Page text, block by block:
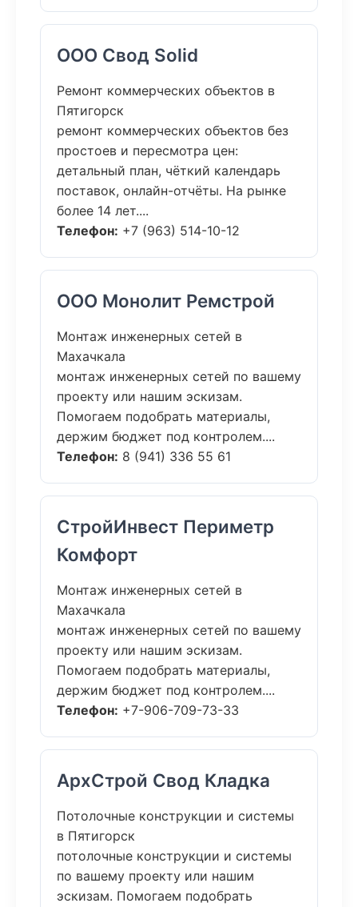
ООО Свод Solid
Ремонт коммерческих объектов в
Пятигорск
ремонт коммерческих объектов без
простоев и пересмотра цен:
детальный план, чёткий календарь
поставок, онлайн-отчёты. На рынке
более 14 лет....
Телефон: +7 (963) 514-10-12
ООО Монолит Ремстрой
Монтаж инженерных сетей в
Махачкала
монтаж инженерных сетей по вашему
проекту или нашим эскизам.
Помогаем подобрать материалы,
держим бюджет под контролем....
Телефон: 8 (941) 336 55 61
СтройИнвест Периметр
Комфорт
Монтаж инженерных сетей в
Махачкала
монтаж инженерных сетей по вашему
проекту или нашим эскизам.
Помогаем подобрать материалы,
держим бюджет под контролем....
Телефон: +7-906-709-73-33
АрхСтрой Свод Кладка
Потолочные конструкции и системы
в Пятигорск
потолочные конструкции и системы
по вашему проекту или нашим
эскизам. Помогаем подобрать